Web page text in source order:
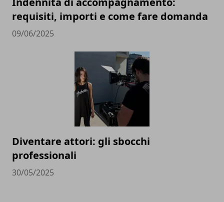
requisiti, importi e come fare domanda
09/06/2025
Diventare attori: gli sbocchi
professionali
30/05/2025